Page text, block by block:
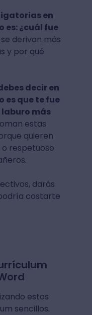
en
¿cuál fue
derivan más
y por qué
decir en
es que te fue
laburo más
estas
quieren
respetuoso
darás
costarte
estos
sencillos.